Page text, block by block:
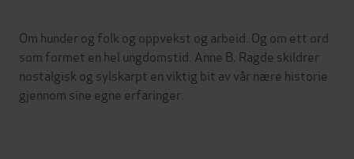
Om hunder og folk og oppvekst og arbeid. Og om ett ord
som formet en hel ungdomstid. Anne B. Ragde skildrer
nostalgisk og sylskarpt en viktig bit av vår nære historie
gjennom sine egne erfaringer.